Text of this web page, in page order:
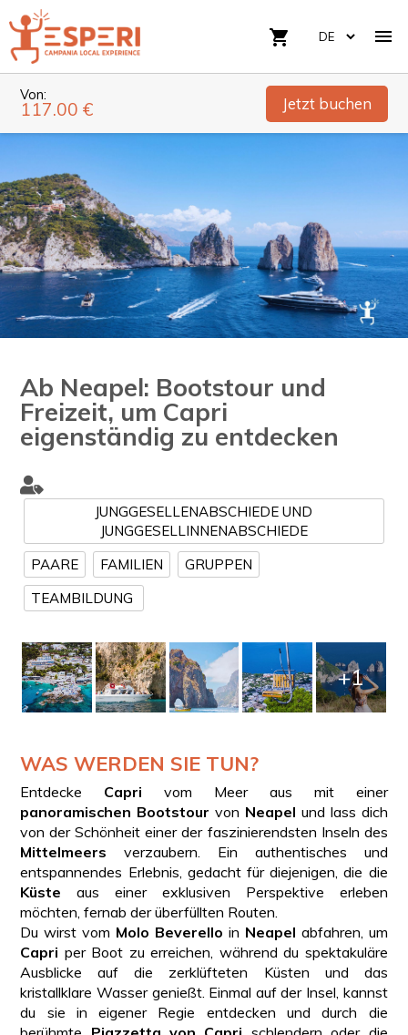

shopping_cart
Von:
117.00 € Jetzt buchen
Ab Neapel: Bootstour und
Freizeit, um Capri
eigenständig zu entdecken
JUNGGESELLENABSCHIEDE UND
JUNGGESELLINNENABSCHIEDE
PAARE
FAMILIEN
GRUPPEN
TEAMBILDUNG
+1
WAS WERDEN SIE TUN?
Entdecke Capri vom Meer aus mit einer
panoramischen Bootstour von Neapel und lass dich
von der Schönheit einer der faszinierendsten Inseln des
Mittelmeers verzaubern. Ein authentisches und
entspannendes Erlebnis, gedacht für diejenigen, die die
Küste aus einer exklusiven Perspektive erleben
möchten, fernab der überfüllten Routen.
Du wirst vom Molo Beverello in Neapel abfahren, um
Capri per Boot zu erreichen, während du spektakuläre
Ausblicke auf die zerklüfteten Küsten und das
kristallklare Wasser genießt. Einmal auf der Insel, kannst
du sie in eigener Regie entdecken und durch die